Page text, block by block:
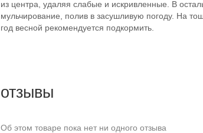
из центра, удаляя слабые и искривленные. В
мульчирование, полив в засушливую погоду. На
год весной рекомендуется подкормить.
отзывы
Об этом товаре пока нет ни одного отзыва